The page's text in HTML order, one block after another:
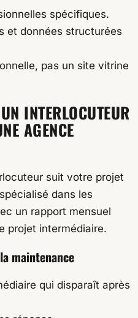
spécifiques.
et données structurées
pas un site vitrine
INTERLOCUTEUR
AGENCE
suit votre projet
dans les
un rapport mensuel
projet intermédiaire.
maintenance
qui disparaît après